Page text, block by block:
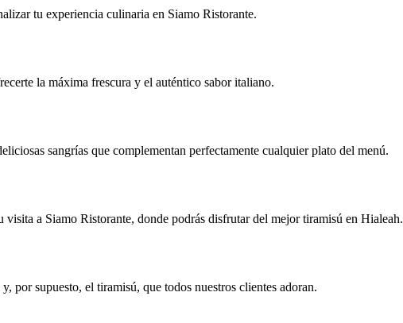
tu experiencia culinaria en Siamo Ristorante.
la máxima frescura y el auténtico sabor italiano.
sangrías que complementan perfectamente cualquier plato del menú.
a Siamo Ristorante, donde podrás disfrutar del mejor tiramisú en Hialeah.
por supuesto, el tiramisú, que todos nuestros clientes adoran.